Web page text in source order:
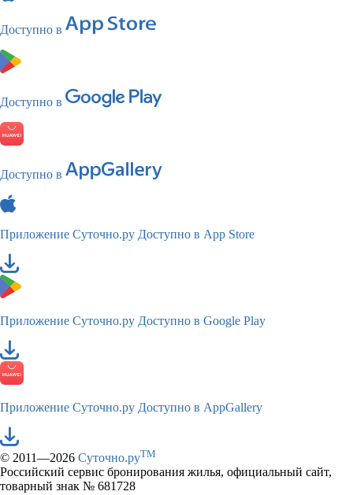
Доступно в
Доступно в
Доступно в
Приложение Суточно.ру Доступно в App Store
Приложение Суточно.ру Доступно в Google Play
Приложение Суточно.ру Доступно в AppGallery
© 2011—2026 Суточно.руTM
Российский сервис бронирования жилья, официальный сайт,
товарный знак № 681728